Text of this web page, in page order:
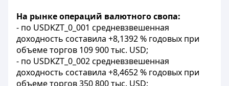
На рынке операций валютного свопа:
- по USDKZT_0_001 средневзвешенная
доходность составила +8,1392 % годовых при
объеме торгов 109 900 тыс. USD;
- по USDKZT_0_002 средневзвешенная
доходность составила +8,4652 % годовых при
объеме торгов 350 800 тыс. USD;